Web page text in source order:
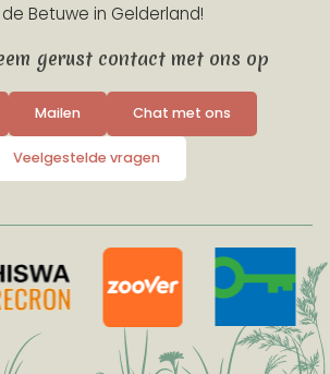
Betuwe in Gelderland!
gerust contact met ons op
Mailen Chat met ons
Veelgestelde vragen